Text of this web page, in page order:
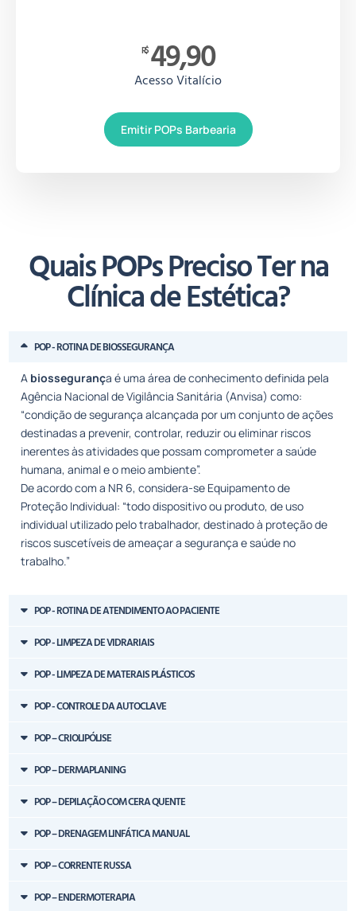
R$ 49,90
Acesso Vitalício
Emitir POPs Barbearia
Quais POPs Preciso Ter na
Clínica de Estética​?
POP - ROTINA DE BIOSSEGURANÇA
A biossegurança é uma área de conhecimento definida pela
Agência Nacional de Vigilância Sanitária (Anvisa) como:
“condição de segurança alcançada por um conjunto de ações
destinadas a prevenir, controlar, reduzir ou eliminar riscos
inerentes às atividades que possam comprometer a saúde
humana, animal e o meio ambiente”.
De acordo com a NR 6, considera-se Equipamento de
Proteção Individual: “todo dispositivo ou produto, de uso
individual utilizado pelo trabalhador, destinado à proteção de
riscos suscetíveis de ameaçar a segurança e saúde no
trabalho.”
POP - ROTINA DE ATENDIMENTO AO PACIENTE
POP - LIMPEZA DE VIDRARIAIS
POP - LIMPEZA DE MATERAIS PLÁSTICOS
POP - CONTROLE DA AUTOCLAVE
POP – CRIOLIPÓLISE
POP – DERMAPLANING
POP – DEPILAÇÃO COM CERA QUENTE
POP – DRENAGEM LINFÁTICA MANUAL
POP – CORRENTE RUSSA
POP – ENDERMOTERAPIA